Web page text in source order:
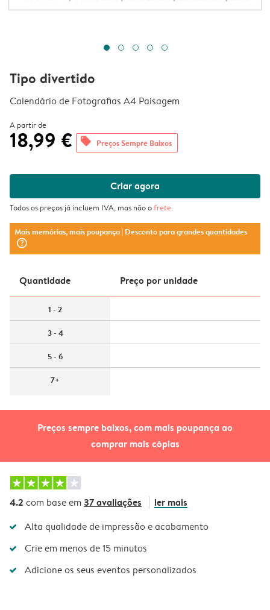
Preços sempre baixos, com mais poupança ao
comprar mais cópias
Tipo divertido
Calendário de Fotografias A4 Paisagem
A partir de
18,99 € offers Preços Sempre Baixos
Criar agora
Todos os preços já incluem IVA, mas não ofrete.
Mais memórias, mais poupança| Desconto para grandes quantidades
question_mark_circle
Quantidade Preço por unidade
1 - 2
3 - 4
5 - 6
7+
4.2 com base em 37 avaliações ler mais
Alta qualidade de impressão e acabamento
Crie em menos de 15 minutos
Adicione os seus eventos personalizados